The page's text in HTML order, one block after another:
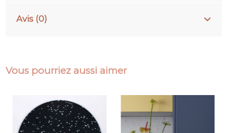
Avis (0)
Vous pourriez aussi aimer